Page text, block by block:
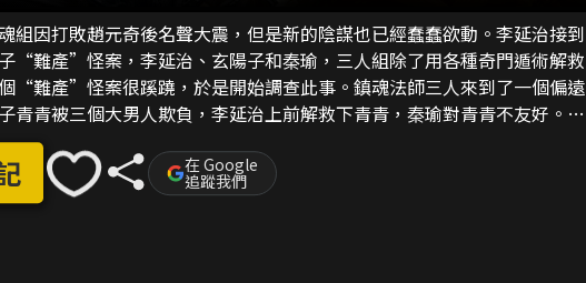
組因打敗趙元奇後名聲大震，但是新的陰謀也已經蠢蠢欲動。李延治接到
“難產”怪案，李延治、玄陽子和秦瑜，三人組除了用各種奇門遁術解救
“難產”怪案很蹊蹺，於是開始調查此事。鎮魂法師三人來到了一個偏遠
青青被三個大男人欺負，李延治上前解救下青青，秦瑜對青青不友好。被
領鎮魂法師三人到一家荒涼的客棧，青青感恩李延治的救命之恩，於是對
，此舉進一步激化了秦瑜和李延治的矛盾，三人決裂。最終青青身份暴
陷害，危難之際，在玄陽子的幫助下李延治和秦瑜滿血歸來解救了師傅和
在 Google
追蹤我們